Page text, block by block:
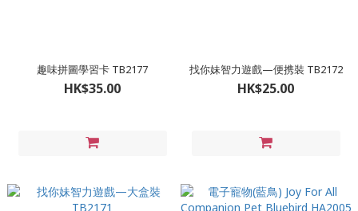
趣味拼圖學習卡 TB2177
HK$35.00
找你妹智力遊戲—便携裝 TB2172
HK$25.00